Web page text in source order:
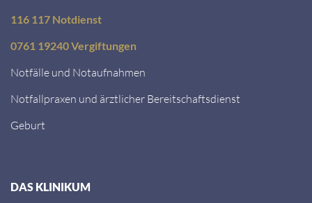
116 117 Notdienst
0761 19240 Vergiftungen
Notfälle und Notaufnahmen
Notfallpraxen und ärztlicher Bereitschaftsdienst
Geburt
DAS KLINIKUM